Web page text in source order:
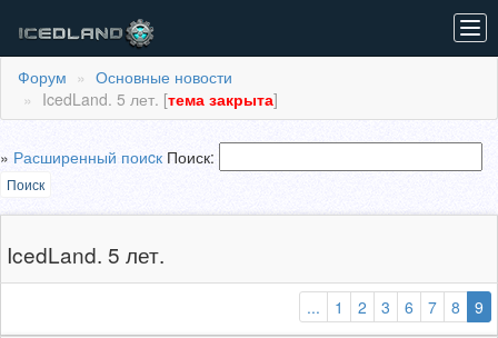
Форум
Основные новости
IcedLand. 5 лет. [тема закрыта]
» Расширенный поиcк Поиск:
Поиск
IcedLand. 5 лет.
... 1 2 3 6 7 8 9